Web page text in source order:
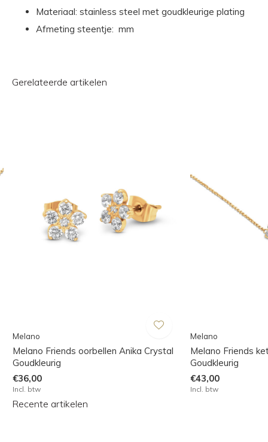
Materiaal: stainless steel met goudkleurige plating
Afmeting steentje: mm
Gerelateerde artikelen
Melano
Melano Friends oorbellen Anika Crystal
Goudkleurig
€36,00
Incl. btw
Melano
Melano Friends
Goudkleurig
€43,00
Incl. btw
Recente artikelen